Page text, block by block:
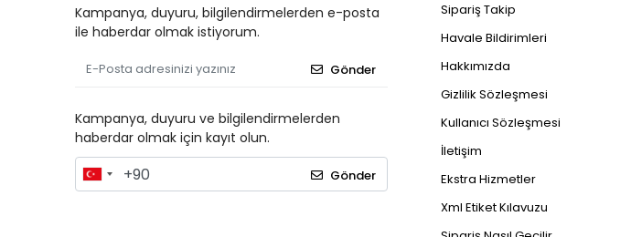
Kampanya, duyuru, bilgilendirmelerden e-posta
ile haberdar olmak istiyorum.
Gönder
Kampanya, duyuru ve bilgilendirmelerden
haberdar olmak için kayıt olun.
Gönder
Sipariş Takip
Havale Bildirimleri
Hakkımızda
Gizlilik Sözleşmesi
Kullanıcı Sözleşmesi
İletişim
Ekstra Hizmetler
Xml Etiket Kılavuzu